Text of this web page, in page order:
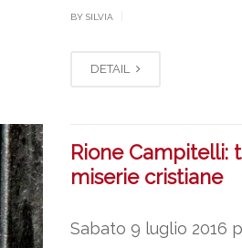
BY SILVIA
DETAIL
Rione Campitelli:
miserie cristiane
Sabato 9 luglio 2016